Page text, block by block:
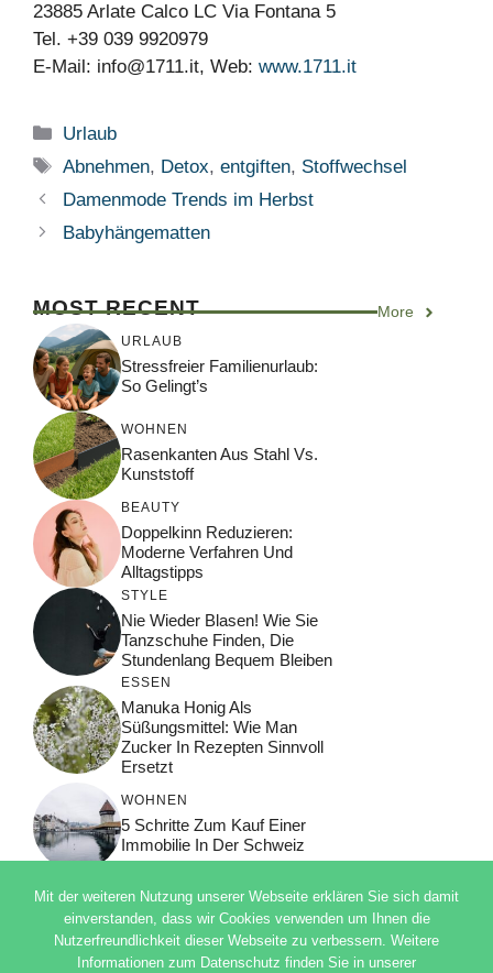
23885 Arlate Calco LC Via Fontana 5
Tel. +39 039 9920979
E-Mail: info@1711.it, Web: www.1711.it
Kategorien
Urlaub
Schlagwörter
Abnehmen, Detox,entgiften, Stoffwechsel
Damenmode Trends im Herbst
Babyhängematten
MOST RECENT More
URLAUB
Stressfreier Familienurlaub:
So Gelingt’s
WOHNEN
Rasenkanten Aus Stahl Vs.
Kunststoff
BEAUTY
Doppelkinn Reduzieren:
Moderne Verfahren Und
Alltagstipps
STYLE
Nie Wieder Blasen! Wie Sie
Tanzschuhe Finden, Die
Stundenlang Bequem Bleiben
ESSEN
Manuka Honig Als
Süßungsmittel: Wie Man
Zucker In Rezepten Sinnvoll
Ersetzt
WOHNEN
5 Schritte Zum Kauf Einer
Immobilie In Der Schweiz
© 2026 ADSIMPLE
Mit der weiteren Nutzung unserer Webseite erklären Sie sich damit
einverstanden, dass wir Cookies verwenden um Ihnen die
Nutzerfreundlichkeit dieser Webseite zu verbessern. Weitere
Informationen zum Datenschutz finden Sie in unserer